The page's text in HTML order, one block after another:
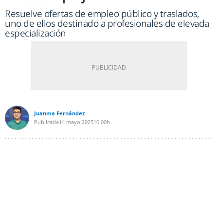
Resuelve ofertas de empleo público y traslados,
uno de ellos destinado a profesionales de elevada
especialización
Juanma Fernández
Publicada14 mayo 202510:00h